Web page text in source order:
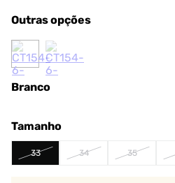
Outras opções
Branco
Tamanho
33 34 35